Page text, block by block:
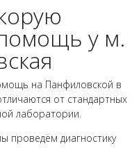
у м.
на Панфиловской в
от стандартных
лаборатории.
проведём диагностику